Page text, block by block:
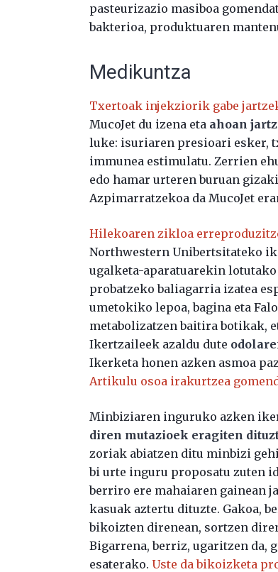
pasteurizazio masiboa
bakterioa, produktuaren
Medikuntza
Txertoak injekziorik gabe
MucoJet du izena eta ahoan
luke: isuriaren presioari esker,
immunea estimulatu. Zerrien
edo hamar urteren buruan
Azpimarratzekoa da MucoJet
Hilekoaren zikloa
Northwestern Unibertsitateko
ugalketa-aparatuarekin
probatzeko baliagarria izatea
umetokiko lepoa, bagina eta
metabolizatzen baitira botikak,
Ikertzaileek azaldu dute
Ikerketa honen azken asmoa
Artikulu osoa irakurtzea
Minbiziaren inguruko azken
diren mutazioek eragiten
zoriak abiatzen ditu minbizi
bi urte inguru proposatu zuten
berriro ere mahaiaren gainean
kasuak aztertu dituzte. Gakoa,
bikoizten direnean, sortzen
Bigarrena, berriz, ugaritzen da,
esaterako. Uste da bikoizketa